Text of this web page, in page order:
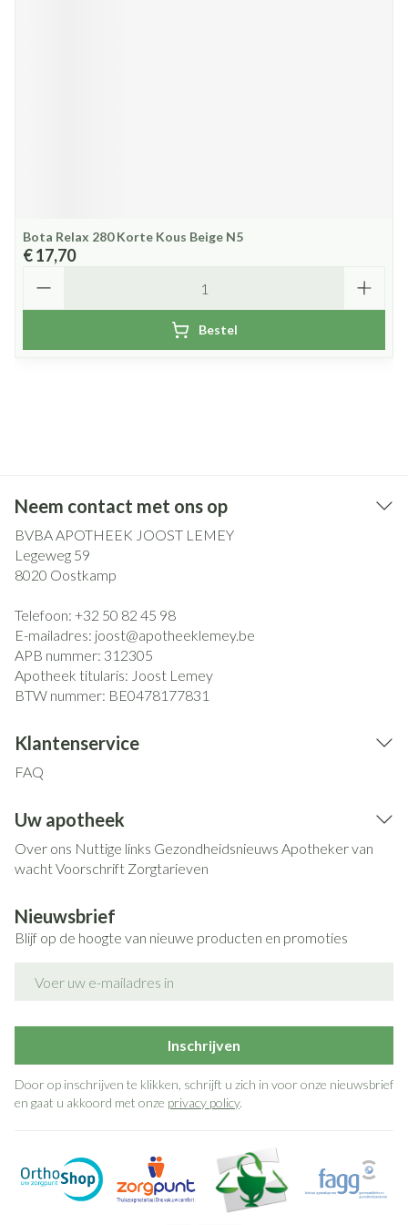
Bota Relax 280 Korte Kous Beige N5
€ 17,70
Bestel
Neem contact met ons op
BVBA APOTHEEK JOOST LEMEY
Legeweg 59
8020 Oostkamp
Telefoon: +32 50 82 45 98
E-mailadres: joost@apotheeklemey.be
APB nummer: 312305
Apotheek titularis: Joost Lemey
BTW nummer: BE0478177831
Klantenservice
FAQ
Uw apotheek
Over ons Nuttige links Gezondheidsnieuws Apotheker van
wachtVoorschrift Zorgtarieven
Nieuwsbrief
Blijf op de hoogte van nieuwe producten en promoties
Inschrijven
Door op inschrijven te klikken, schrijft u zich in voor onze nieuwsbrief
en gaat u akkoord met onze privacy policy.